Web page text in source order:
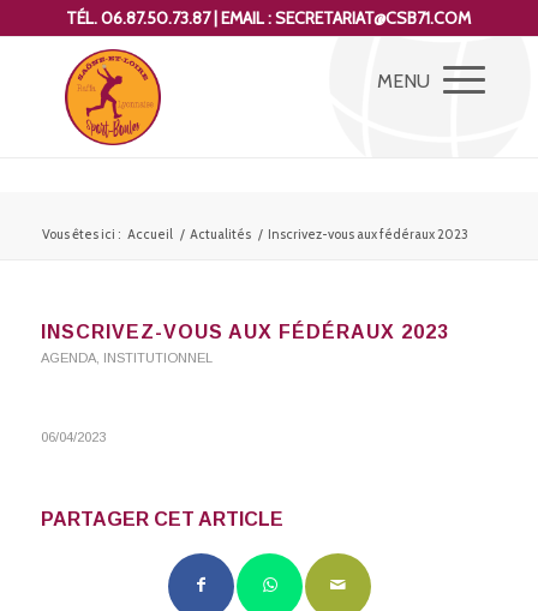
TÉL. 06.87.50.73.87 | EMAIL : SECRETARIAT@CSB71.COM
Vous êtes ici : Accueil / Actualités / Inscrivez-vous aux fédéraux 2023
INSCRIVEZ-VOUS AUX FÉDÉRAUX 2023
AGENDA, INSTITUTIONNEL
06/04/2023
PARTAGER CET ARTICLE